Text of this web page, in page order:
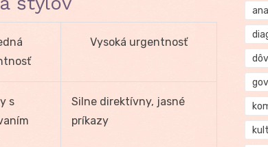
Vysoká urgentnosť
s
Silne direktívny, jasné
príkazy